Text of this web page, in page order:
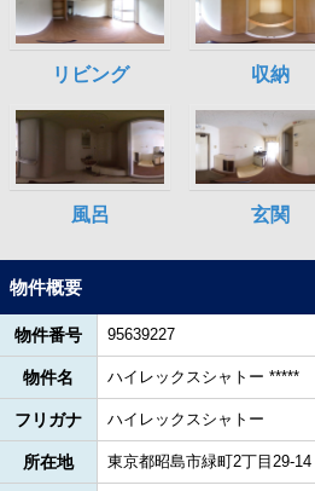
物件概要
物件番号 95639227
物件名 ハイレックスシャトー *****
フリガナ ハイレックスシャトー
所在地 東京都昭島市緑町2丁目29-14